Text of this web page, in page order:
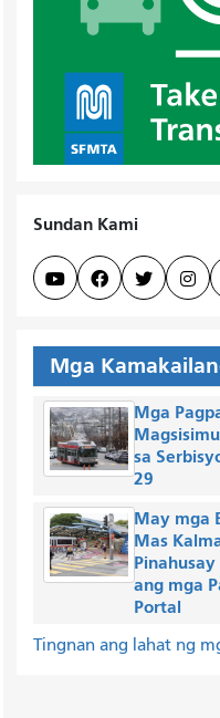
Sundan Kami
   
Mga
Mga
sa
29
May mga
Mas
ang mga
Portal
Tingnan ang lahat ng